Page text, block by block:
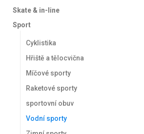
Skate & in-line
Sport
Cyklistika
Hřiště a tělocvična
Míčové sporty
Raketové sporty
sportovní obuv
Vodní sporty